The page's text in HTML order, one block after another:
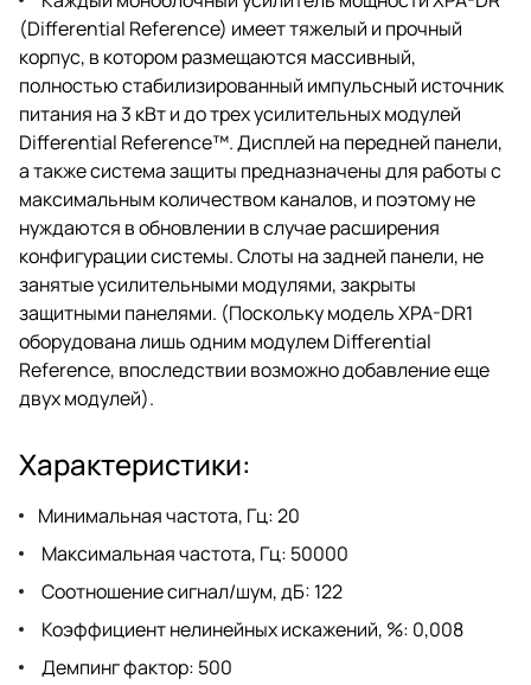
(Differential Reference) имеет тяжелый и прочный
корпус, в котором размещаются массивный,
полностью стабилизированный импульсный источник
питания на 3 кВт и до трех усилительных модулей
Differential Reference™. Дисплей на передней панели,
а также система защиты предназначены для работы с
максимальным количеством каналов, и поэтому не
нуждаются в обновлении в случае расширения
конфигурации системы. Слоты на задней панели, не
занятые усилительными модулями, закрыты
защитными панелями. (Поскольку модель XPA-DR1
оборудована лишь одним модулем Differential
Reference, впоследствии возможно добавление еще
двух модулей).
Характеристики:
Минимальная частота, Гц: 20
Максимальная частота, Гц: 50000
Соотношение сигнал/шум, дБ: 122
Коэффициент нелинейных искажений, %: 0,008
Демпинг фактор: 500